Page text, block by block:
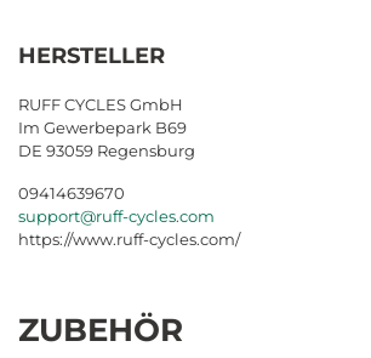
HERSTELLER
RUFF CYCLES GmbH
Im Gewerbepark B69
DE 93059 Regensburg
09414639670
support@ruff-cycles.com
https://www.ruff-cycles.com/
ZUBEHÖR